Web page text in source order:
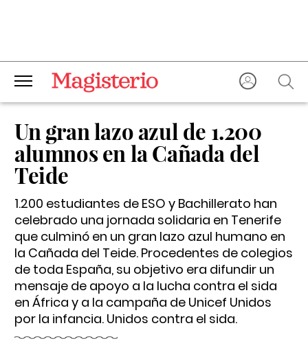
Un gran lazo azul de 1.200
alumnos en la Cañada del
Teide
1.200 estudiantes de ESO y Bachillerato han
celebrado una jornada solidaria en Tenerife
que culminó en un gran lazo azul humano en
la Cañada del Teide. Procedentes de colegios
de toda España, su objetivo era difundir un
mensaje de apoyo a la lucha contra el sida
en África y a la campaña de Unicef Unidos
por la infancia. Unidos contra el sida.